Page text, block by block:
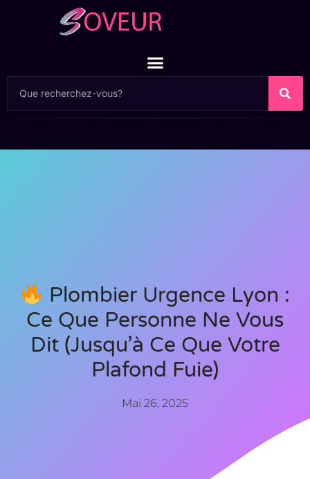
Plombier Urgence Lyon :
Ce Que Personne Ne Vous
Dit (jusqu’à Ce Que Votre
Plafond Fuie)
Mai 26, 2025